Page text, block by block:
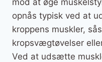
opnås typisk ved at
kroppens muskler,
kropsvægtøvelser
Ved at udsætte